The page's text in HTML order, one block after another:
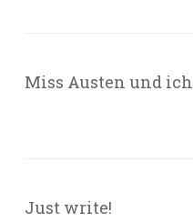
Miss Austen und ich
Just write!